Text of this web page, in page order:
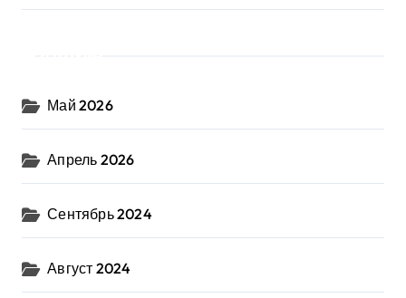
Май 2026
Апрель 2026
Сентябрь 2024
Август 2024